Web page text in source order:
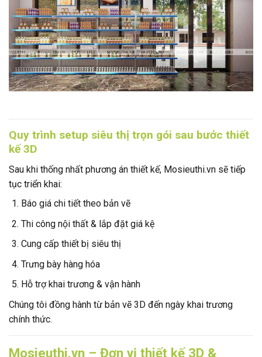
Quy trình setup siêu thị trọn gói sau bước thiết
kế 3D
Sau khi thống nhất phương án thiết kế, Mosieuthi.vn sẽ tiếp
tục triển khai:
Báo giá chi tiết theo bản vẽ
Thi công nội thất & lắp đặt giá kệ
Cung cấp thiết bị siêu thị
Trưng bày hàng hóa
Hỗ trợ khai trương & vận hành
Chúng tôi đồng hành từ bản vẽ 3D đến ngày khai trương
chính thức.
Mosieuthi.vn – Đơn vị thiết kế 3D &